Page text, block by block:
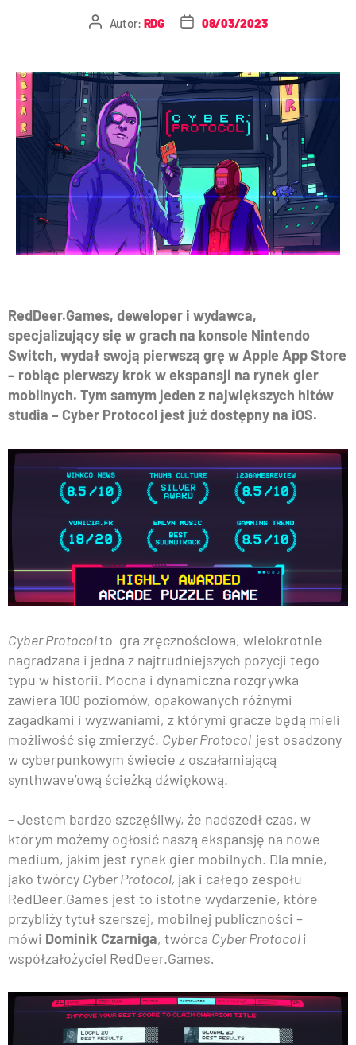
Autor: RDG 08/03/2023
RedDeer.Games, deweloper i wydawca,
specjalizujący się w grach na konsole Nintendo
Switch, wydał swoją pierwszą grę w Apple App Store
– robiąc pierwszy krok w ekspansji na rynek gier
mobilnych. Tym samym jeden z największych hitów
studia – Cyber Protocol jest już dostępny na iOS.
Cyber Protocolto gra zręcznościowa, wielokrotnie
nagradzana i jedna z najtrudniejszych pozycji tego
typu w historii. Mocna i dynamiczna rozgrywka
zawiera 100 poziomów, opakowanych różnymi
zagadkami i wyzwaniami, z którymi gracze będą mieli
możliwość się zmierzyć. Cyber Protocol jest osadzony
w cyberpunkowym świecie z oszałamiającą
synthwave’ową ścieżką dźwiękową.
– Jestem bardzo szczęśliwy, że nadszedł czas, w
którym możemy ogłosić naszą ekspansję na nowe
medium, jakim jest rynek gier mobilnych. Dla mnie,
jako twórcy Cyber Protocol, jak i całego zespołu
RedDeer.Games jest to istotne wydarzenie, które
przybliży tytuł szerszej, mobilnej publiczności –
mówi Dominik Czarniga, twórca Cyber Protocoli
współzałożyciel RedDeer.Games.